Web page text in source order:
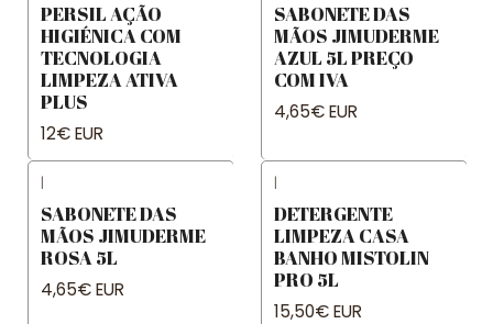
PERSIL AÇÃO
HIGIÉNICA COM
TECNOLOGIA
LIMPEZA ATIVA
PLUS
12€ EUR
SABONETE DAS
MÃOS JIMUDERME
AZUL 5L PREÇO
COM IVA
4,65€ EUR
|
SABONETE DAS
MÃOS JIMUDERME
ROSA 5L
4,65€ EUR
|
DETERGENTE
LIMPEZA CASA
BANHO MISTOLIN
PRO 5L
15,50€ EUR